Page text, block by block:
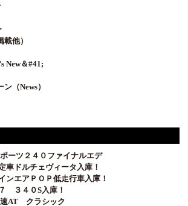
他）
New＆#41;
（News）
ーツ２４０ファイナルエデ
車ドルチェヴィータ入庫！
ンエアＰＯＰ低走行車入庫！
３４０S入庫！
速AT クラシック